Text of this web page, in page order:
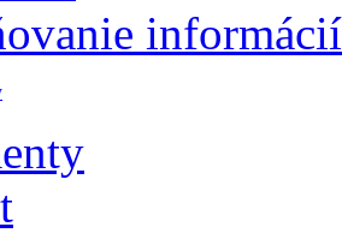
informácií